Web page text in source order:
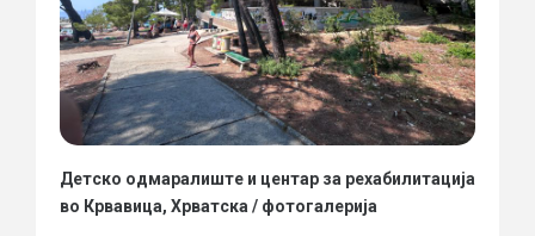
Детско одмаралиште и центар за рехабилитација
во Крвавица, Хрватска / фотогалерија